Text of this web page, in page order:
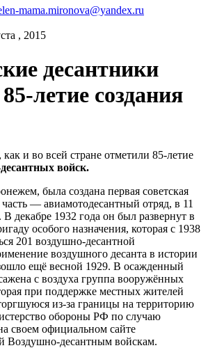
mama.mironova@yandex.ru
, 2015
десантники
летие создания
и во всей стране отметили 85-летие
войск.
была создана первая советская
— авиамотодесантный отряд, в 11
декабре 1932 года он был развернут в
особого назначения, которая с 1938
201 воздушно-десантной
воздушного десанта в истории
ещё весной 1929. В осажденный
с воздуха группа вооружённых
при поддержке местных жителей
из-за границы на территорию
обороны РФ по случаю
своем официальном сайте
Воздушно-десантным войскам.